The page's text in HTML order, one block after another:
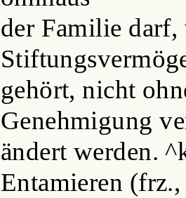
der Familie darf,
gehört, nicht
Genehmigung
ändert werden.
Entamieren